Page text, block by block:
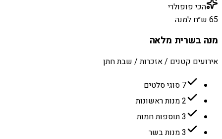
הכי פופולרי
65 ש״ח למנה
מנה בשרית מלאה
אירועים קטנים / אזכרות / שבת חתן
7 סוגי סלטים
2 מנות ראשונות
3 תוספות חמות
3 מנות בשר